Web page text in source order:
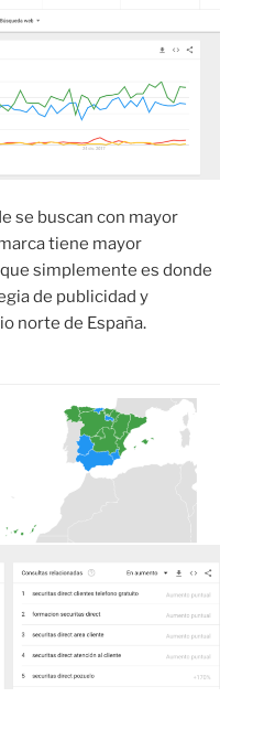
se buscan con mayor
tiene mayor
simplemente es donde
de publicidad y
norte de España.